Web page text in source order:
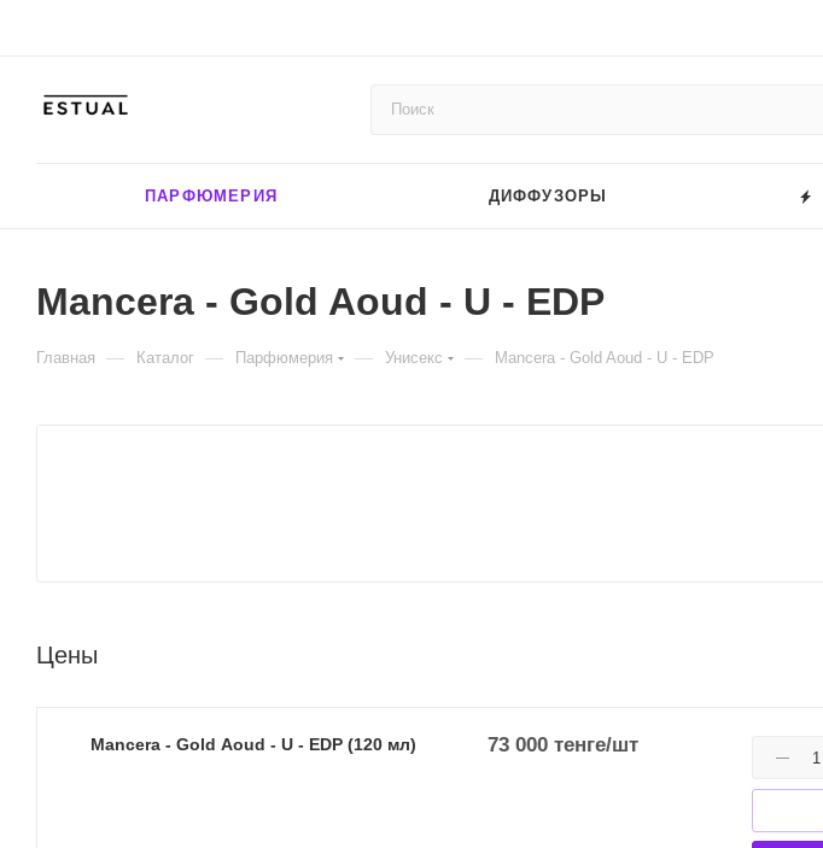
ПАРФЮМЕРИЯ ДИФФУЗОРЫ
Mancera - Gold Aoud - U - EDP
Главная — Каталог — Парфюмерия — Унисекс — Mancera - Gold Aoud - U - EDP
Цены
Mancera - Gold Aoud - U - EDP (120 мл) 73 000тенге/шт